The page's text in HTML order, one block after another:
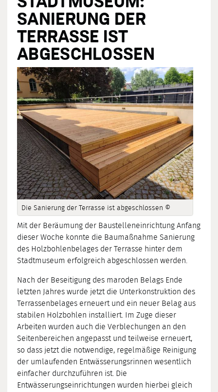
SANIERUNG DER
TERRASSE IST
ABGESCHLOSSEN
Die Sanierung der Terrasse ist abgeschlossen ©
Mit der Beräumung der Baustelleneinrichtung Anfang
dieser Woche konnte die Baumaßnahme Sanierung
des Holzbohlenbelages der Terrasse hinter dem
Stadtmuseum erfolgreich abgeschlossen werden.
Nach der Beseitigung des maroden Belags Ende
letzten Jahres wurde jetzt die Unterkonstruktion des
Terrassenbelages erneuert und ein neuer Belag aus
stabilen Holzbohlen installiert. Im Zuge dieser
Arbeiten wurden auch die Verblechungen an den
Seitenbereichen angepasst und teilweise erneuert,
so dass jetzt die notwendige, regelmäßige Reinigung
der umlaufenden Entwässerungsrinnen wesentlich
einfacher durchzuführen ist. Die
Entwässerungseinrichtungen wurden hierbei gleich